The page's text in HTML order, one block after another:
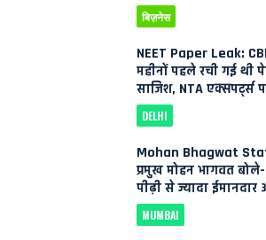
बिज़नेस
NEET Paper Leak:
महीनों पहले रची गई थी
साजिश, NTA एक्सपर्ट्स
DELHI
Mohan Bhagwat
प्रमुख मोहन भागवत बोले-
पीढ़ी से ज्यादा
MUMBAI